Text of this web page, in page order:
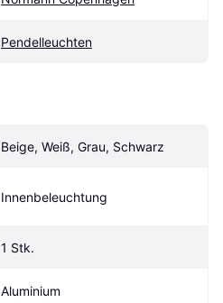
Pendelleuchten
Beige, Weiß, Grau, Schwarz
Innenbeleuchtung
1 Stk.
Aluminium